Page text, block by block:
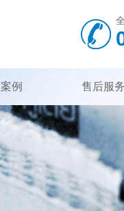
例 售后服务